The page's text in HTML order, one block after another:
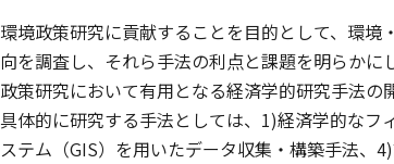
環境政策研究に貢献することを目的として、環
向を調査し、それら手法の利点と課題を明らか
政策研究において有用となる経済学的研究手法の
具体的に研究する手法としては、1)経済学的な
ステム（GIS）を用いたデータ収集・構築手法、